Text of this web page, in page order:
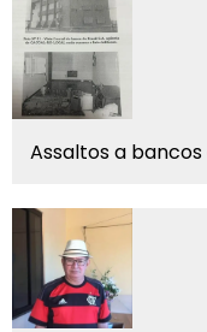
Assaltos a